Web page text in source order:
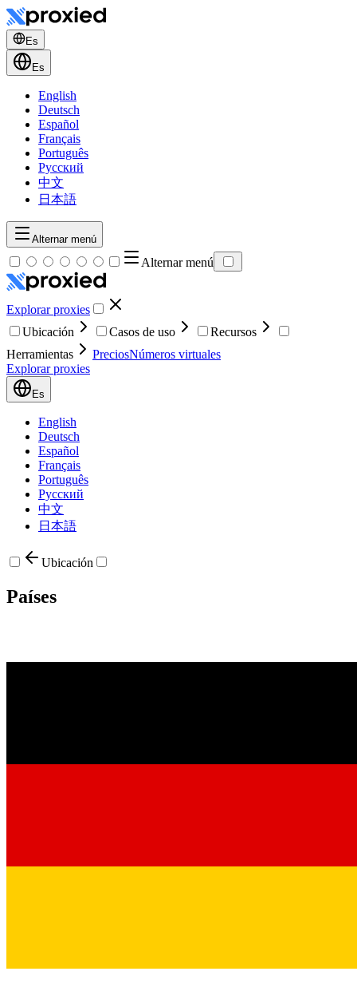
Es
Es
English
Deutsch
Español
Français
Português
Русский
中文
日本語
Alternar menú
Alternar menú
Explorar proxies
Ubicación
Casos de uso
Recursos
Herramientas
PreciosNúmeros virtuales
Explorar proxies
Es
English
Deutsch
Español
Français
Português
Русский
中文
日本語
Ubicación
Países